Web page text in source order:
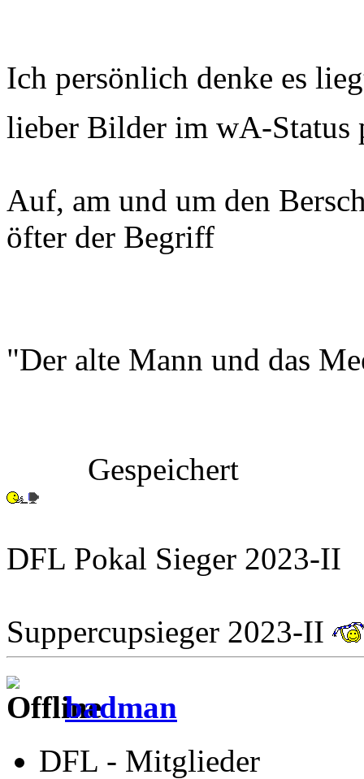
Ich persönlich denke es
lieber Bilder im wA-
Auf, am und um den
öfter der Begriff
"Der alte Mann und das
Gespeichert
DFL Pokal Sieger 2023-II
Suppercupsieger 2023-II
badman
DFL - Mitglieder